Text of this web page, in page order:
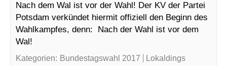
Nach dem Wal ist vor der Wahl! Der KV der Partei
Potsdam verkündet hiermit offiziell den Beginn des
Wahlkampfes, denn: Nach der Wahl ist vor dem
Wal!
Kategorien: Bundestagswahl 2017 Lokaldings